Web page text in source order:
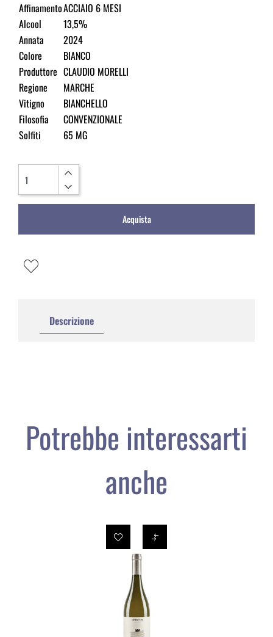
AffinamentoACCIAIO 6 MESI
Alcool
13,5%
Annata
2024
Colore
BIANCO
Produttore CLAUDIO MORELLI
Regione
MARCHE
Vitigno
BIANCHELLO
Filosofia
CONVENZIONALE
Solfiti
65 MG
Acquista
Descrizione
Potrebbe interessarti
anche